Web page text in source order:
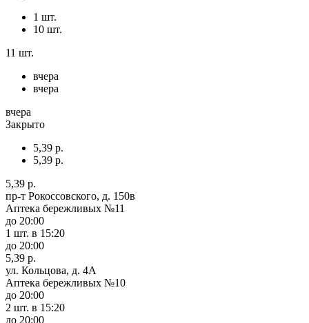
1 шт.
10 шт.
11 шт.
вчера
вчера
вчера
Закрыто
5,39 р.
5,39 р.
5,39 р.
пр-т Рокоссовского, д. 150в
Аптека бережливых №11
до 20:00
1 шт. в 15:20
до 20:00
5,39 р.
ул. Кольцова, д. 4А
Аптека бережливых №10
до 20:00
2 шт. в 15:20
до 20:00